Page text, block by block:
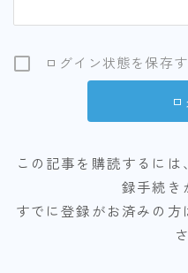
ログイン状態を保存
この記事を購読するに
録手続き
すでに登録がお済みの